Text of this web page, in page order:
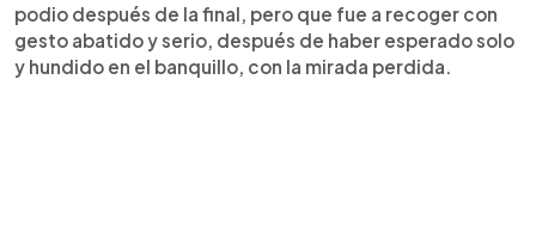
podio después de la final, pero que fue a recoger con
gesto abatido y serio, después de haber esperado solo
y hundido en el banquillo, con la mirada perdida.